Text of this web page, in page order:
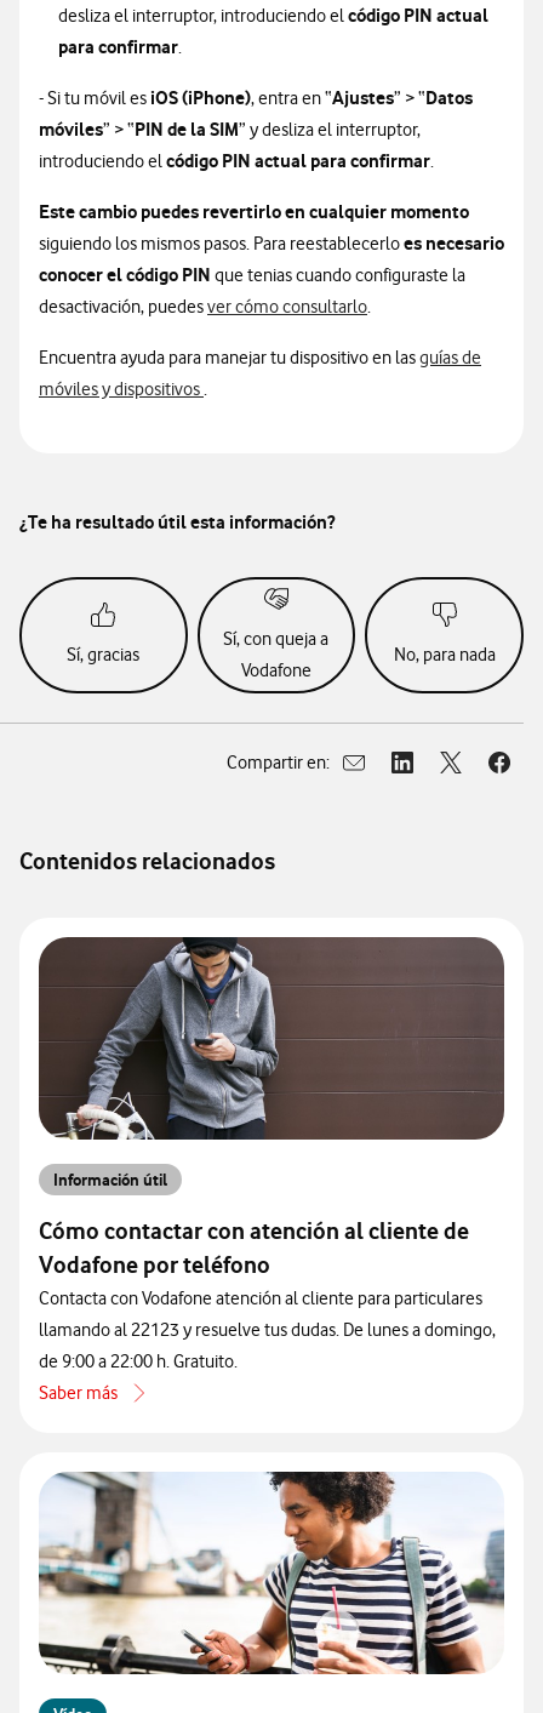
desliza el interruptor, introduciendo elcódigo PIN actual
para confirmar.
- Si tu móvil es iOS (iPhone), entra en “Ajustes” > “Datos
móviles” > “PIN de la SIM” y desliza el interruptor,
introduciendo elcódigo PIN actual para confirmar.​
Este cambio puedes revertirlo en cualquier momento
siguiendo los mismos pasos. Para reestablecerloes necesario
conocer el código PIN que tenias cuando configuraste la
desactivación, puedesver cómo consultarlo.
Encuentra ayuda para manejar tu dispositivo en lasguías de
móviles y dispositivos.
¿Te ha resultado útil esta información?
Sí, gracias
Sí, con queja a
Vodafone
No, para nada
Compartir en:
Abrir ventana para
Abrir ventana
Abrir Abrir
Contenidos relacionados
Información útil
Cómo contactar con atención al cliente de
Vodafone por teléfono
Contacta con Vodafone atención al cliente para particulares
llamando al 22123 y resuelve tus dudas. De lunes a domingo,
de 9:00 a 22:00 h. Gratuito.
Saber más
acerca de Cómo contactar con atención al cliente de Vodafone